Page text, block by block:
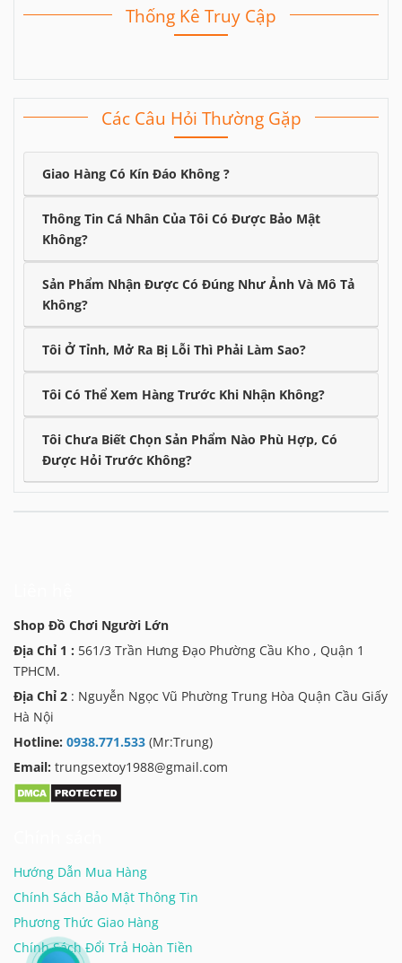
Thống Kê Truy Cập
Các Câu Hỏi Thường Gặp
Giao Hàng Có Kín Đáo Không ?
Thông Tin Cá Nhân Của Tôi Có Được Bảo Mật
Không?
Sản Phẩm Nhận Được Có Đúng Như Ảnh Và Mô Tả
Không?
Tôi Ở Tỉnh, Mở Ra Bị Lỗi Thì Phải Làm Sao?
Tôi Có Thể Xem Hàng Trước Khi Nhận Không?
Tôi Chưa Biết Chọn Sản Phẩm Nào Phù Hợp, Có
Được Hỏi Trước Không?
Shop Đồ Chơi Người Lớn
Địa Chỉ 1 : 561/3 Trần Hưng Đạo Phường Cầu Kho , Quận 1
TPHCM.
Địa Chỉ 2 : Nguyễn Ngọc Vũ Phường Trung Hòa Quận Cầu Giấy
Hà Nội
Hotline: 0938.771.533 (Mr:Trung)
Email: trungsextoy1988@gmail.com
Hướng Dẫn Mua Hàng
Chính Sách Bảo Mật Thông Tin
Phương Thức Giao Hàng
Chính Sách Đổi Trả Hoàn Tiền